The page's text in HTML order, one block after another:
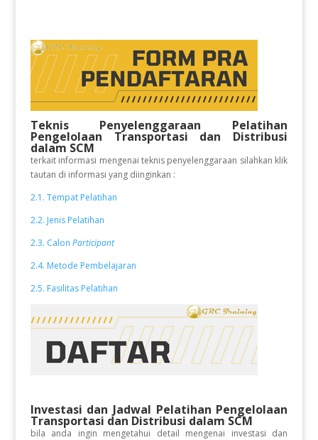
Teknis Penyelenggaraan Pelatihan
Pengelolaan Transportasi dan Distribusi
dalam SCM
terkait informasi mengenai teknis penyelenggaraan silahkan klik
tautan di informasi yang diinginkan :
2.1. Tempat Pelatihan
2.2. Jenis Pelatihan
2.3. Calon Participant
2.4. Metode Pembelajaran
2.5. Fasilitas Pelatihan
Investasi dan Jadwal Pelatihan Pengelolaan
Transportasi dan Distribusi dalam SCM
bila anda ingin mengetahui detail mengenai investasi dan